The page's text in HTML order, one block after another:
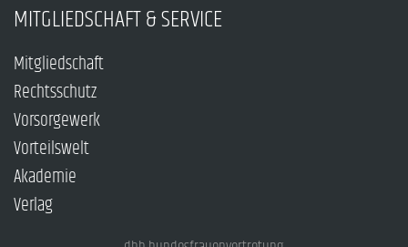
MITGLIEDSCHAFT & SERVICE
Mitgliedschaft
Rechtsschutz
Vorsorgewerk
Vorteilswelt
Akademie
Verlag